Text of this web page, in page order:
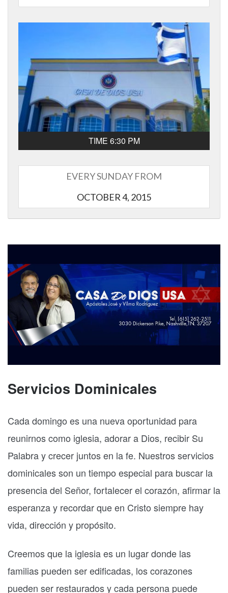
TIME 6:30 PM
EVERY SUNDAY FROM
OCTOBER 4, 2015
Servicios Dominicales
Cada domingo es una nueva oportunidad para
reunirnos como iglesia, adorar a Dios, recibir Su
Palabra y crecer juntos en la fe. Nuestros servicios
dominicales son un tiempo especial para buscar la
presencia del Señor, fortalecer el corazón, afirmar la
esperanza y recordar que en Cristo siempre hay
vida, dirección y propósito.
Creemos que la iglesia es un lugar donde las
familias pueden ser edificadas, los corazones
pueden ser restaurados y cada persona puede